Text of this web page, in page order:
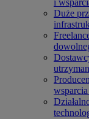
i
Duże